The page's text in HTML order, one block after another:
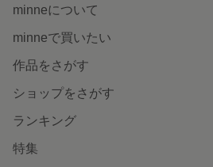
minneについて
minneで買いたい
作品をさがす
ショップをさがす
ランキング
特集